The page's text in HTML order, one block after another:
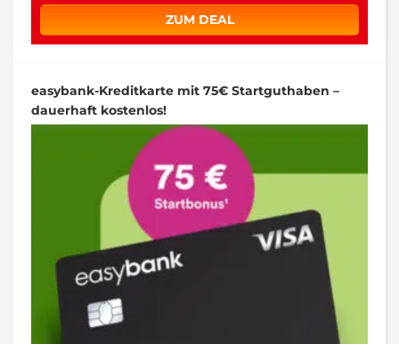
ZUM DEAL
easybank-Kreditkarte mit 75€ Startguthaben –
dauerhaft kostenlos!